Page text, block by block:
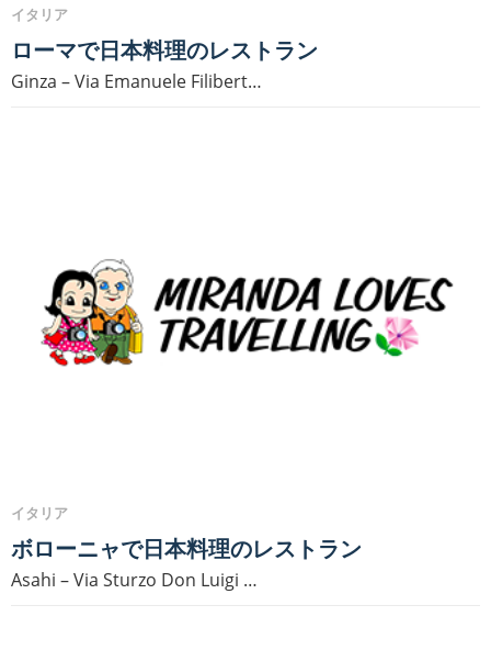
イタリア
ローマで日本料理のレストラン
Ginza – Via Emanuele Filibert…
イタリア
ボローニャで日本料理のレストラン
Asahi – Via Sturzo Don Luigi …